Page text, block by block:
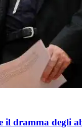
il dramma degli